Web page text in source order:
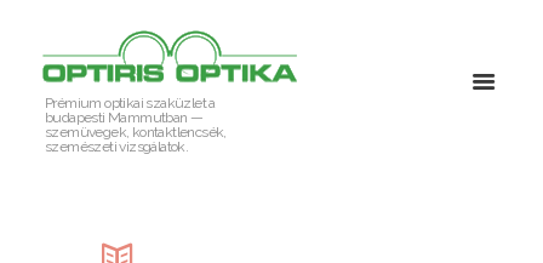
Prémium optikai szaküzlet a
budapesti Mammutban —
szemüvegek, kontaktlencsék,
szemészeti vizsgálatok.